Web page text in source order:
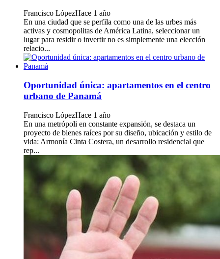
Francisco LópezHace 1 año
En una ciudad que se perfila como una de las urbes más
activas y cosmopolitas de América Latina, seleccionar un
lugar para residir o invertir no es simplemente una elección
relacio...
Oportunidad única: apartamentos en el centro
urbano de Panamá
Francisco LópezHace 1 año
En una metrópoli en constante expansión, se destaca un
proyecto de bienes raíces por su diseño, ubicación y estilo de
vida: Armonía Cinta Costera, un desarrollo residencial que
rep...